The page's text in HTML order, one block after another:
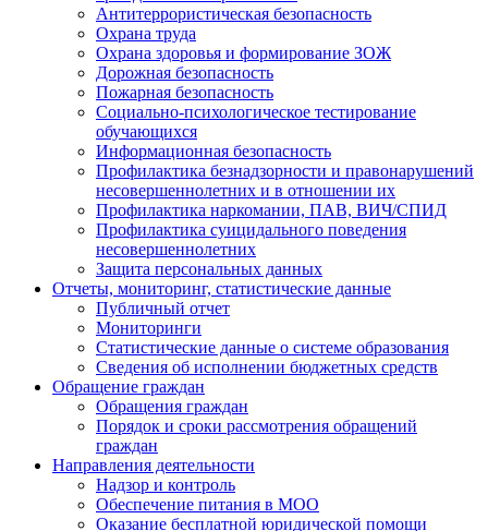
Антитеррористическая безопасность
Охрана труда
Охрана здоровья и формирование ЗОЖ
Дорожная безопасность
Пожарная безопасность
Социально-психологическое тестирование
обучающихся
Информационная безопасность
Профилактика безнадзорности и правонарушений
несовершеннолетних и в отношении их
Профилактика наркомании, ПАВ, ВИЧ/СПИД
Профилактика суицидального поведения
несовершеннолетних
Защита персональных данных
Отчеты, мониторинг, статистические данные
Публичный отчет
Мониторинги
Статистические данные о системе образования
Сведения об исполнении бюджетных средств
Обращение граждан
Обращения граждан
Порядок и сроки рассмотрения обращений
граждан
Направления деятельности
Надзор и контроль
Обеспечение питания в МОО
Оказание бесплатной юридической помощи